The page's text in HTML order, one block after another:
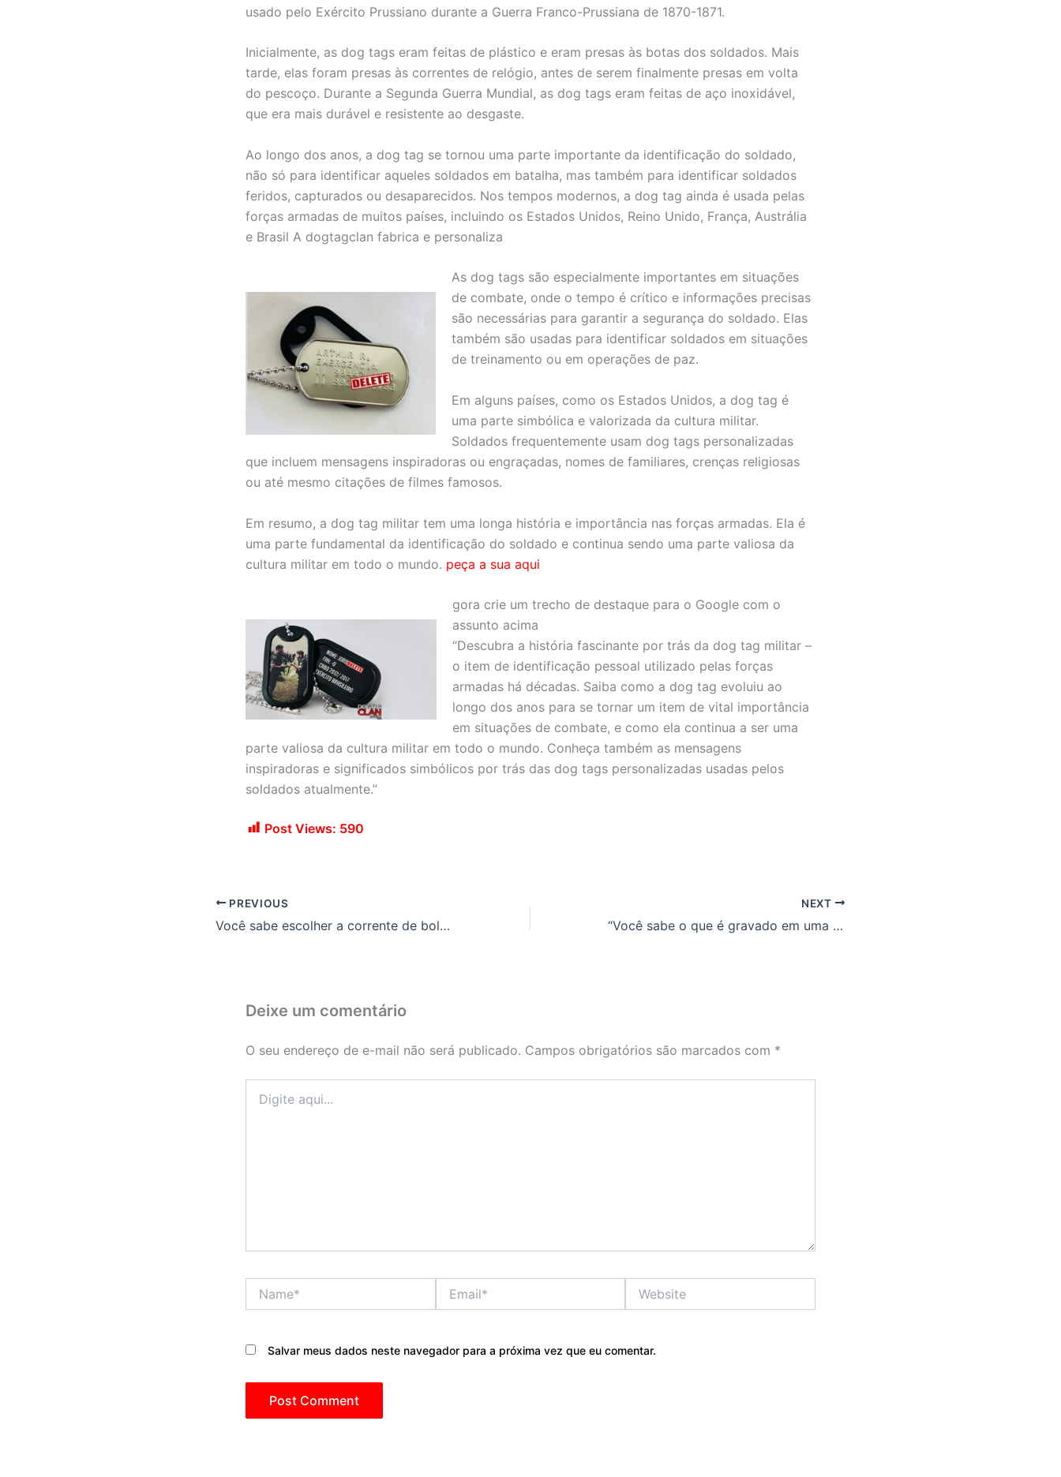
usado pelo Exército Prussiano durante a Guerra Franco-Prussiana de 1870-1871.
Inicialmente, as dog tags eram feitas de plástico e eram presas às botas dos soldados. Mais
tarde, elas foram presas às correntes de relógio, antes de serem finalmente presas em volta
do pescoço. Durante a Segunda Guerra Mundial, as dog tags eram feitas de aço inoxidável,
que era mais durável e resistente ao desgaste.
Ao longo dos anos, a dog tag se tornou uma parte importante da identificação do soldado,
não só para identificar aqueles soldados em batalha, mas também para identificar soldados
feridos, capturados ou desaparecidos. Nos tempos modernos, a dog tag ainda é usada pelas
forças armadas de muitos países, incluindo os Estados Unidos, Reino Unido, França, Austrália
e Brasil A dogtagclan fabrica e personaliza
As dog tags são especialmente importantes em situações
de combate, onde o tempo é crítico e informações precisas
são necessárias para garantir a segurança do soldado. Elas
também são usadas para identificar soldados em situações
de treinamento ou em operações de paz.
Em alguns países, como os Estados Unidos, a dog tag é
uma parte simbólica e valorizada da cultura militar.
Soldados frequentemente usam dog tags personalizadas
que incluem mensagens inspiradoras ou engraçadas, nomes de familiares, crenças religiosas
ou até mesmo citações de filmes famosos.
Em resumo, a dog tag militar tem uma longa história e importância nas forças armadas. Ela é
uma parte fundamental da identificação do soldado e continua sendo uma parte valiosa da
cultura militar em todo o mundo. peça a sua aqui
gora crie um trecho de destaque para o Google com o
assunto acima
“Descubra a história fascinante por trás da dog tag militar –
o item de identificação pessoal utilizado pelas forças
armadas há décadas. Saiba como a dog tag evoluiu ao
longo dos anos para se tornar um item de vital importância
em situações de combate, e como ela continua a ser uma
parte valiosa da cultura militar em todo o mundo. Conheça também as mensagens
inspiradoras e significados simbólicos por trás das dog tags personalizadas usadas pelos
soldados atualmente.”
Post Views: 590
PREVIOUS
Você sabe escolher a corrente de bolinha ideal para a dog tag Descubra aqui
NEXT
“Você sabe o que é gravado em uma Dog Tag? Descubra aqui!”
Deixe um comentário
O seu endereço de e-mail não será publicado. Campos obrigatórios são marcados com *
aqui...
Salvar meus dados neste navegador para a próxima vez que eu comentar.